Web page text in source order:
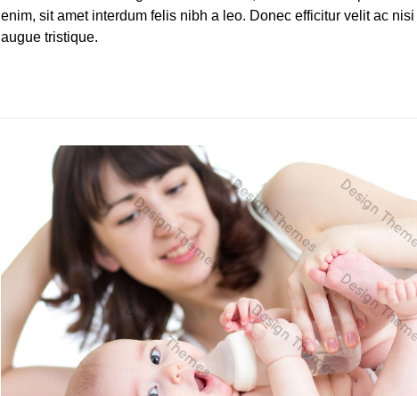
enim, sit amet interdum felis nibh a leo. Donec efficitur velit ac
augue tristique.